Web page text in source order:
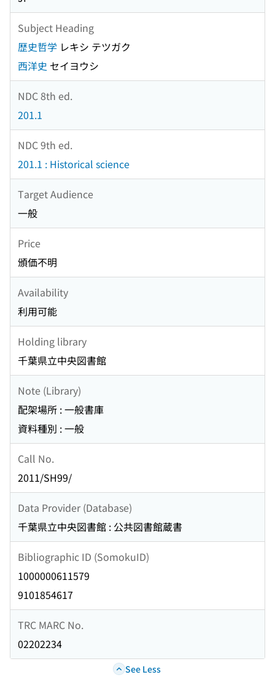
Subject Heading
歴史哲学 レキシ テツガク
西洋史 セイヨウシ
NDC 8th ed.
201.1
NDC 9th ed.
201.1 : Historical science
Target Audience
一般
Price
頒価不明
Availability
利用可能
Holding library
千葉県立中央図書館
Note (Library)
配架場所 : 一般書庫
資料種別 : 一般
Call No.
2011/SH99/
Data Provider (Database)
千葉県立中央図書館 : 公共図書館蔵書
Bibliographic ID (SomokuID)
1000000611579
9101854617
TRC MARC No.
02202234
See Less